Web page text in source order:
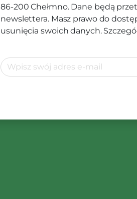
86-200 Chełmno. Dane będą
newslettera. Masz prawo do
usunięcia swoich danych.